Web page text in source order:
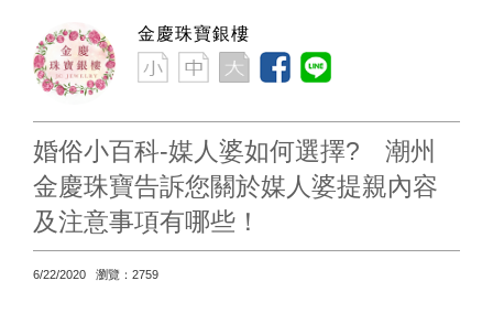
金慶珠寶銀樓
婚俗小百科-媒人婆如何選擇? 潮州
金慶珠寶告訴您關於媒人婆提親內容
及注意事項有哪些！
6/22/2020 瀏覽：2759